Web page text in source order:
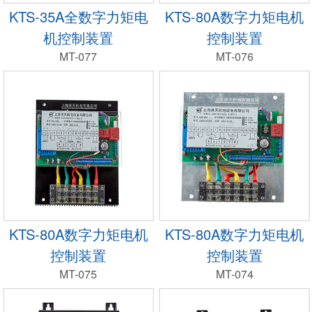
KTS-35A全数字力矩电
机控制装置
MT-077
KTS-80A数字力矩电机
控制装置
MT-076
KTS-80A数字力矩电机
控制装置
MT-075
KTS-80A数字力矩电机
控制装置
MT-074